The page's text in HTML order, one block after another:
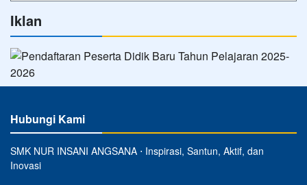
Iklan
Hubungi Kami
SMK NUR INSANI ANGSANA ⋅ Inspirasi, Santun, Aktif, dan
Inovasi